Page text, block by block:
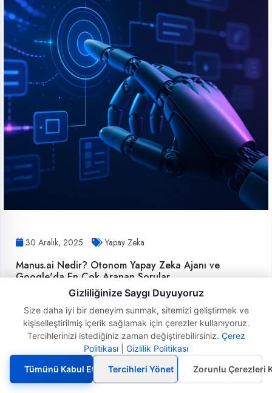
30 Aralık, 2025 Yapay Zeka
Manus.ai Nedir? Otonom Yapay Zeka Ajanı ve
Google'da En Çok Aranan Sorular
Manus.ai, ChatGPT'den farklı olarak görevleri
otonom yürüten bir Eylem Moto..
İncele
Gizliliğinize Saygı Duyuyoruz
Size daha iyi bir deneyim sunmak, sitemizi geliştirmek ve
kişiselleştirilmiş içerik sağlamak için çerezler kullanıyoruz.
Tercihlerinizi istediğiniz zaman değiştirebilirsiniz. Çerez
Politikası
Gizlilik Politikası
Tümünü Kabul Et
Tercihleri Yönet Zorunlu Çerezleri